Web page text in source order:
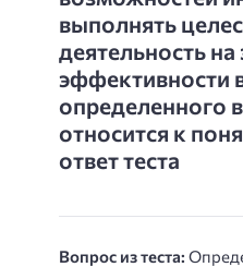
выполнять
деятельность
эффективности
определенного
относится к
ответ теста
Вопрос из теста: